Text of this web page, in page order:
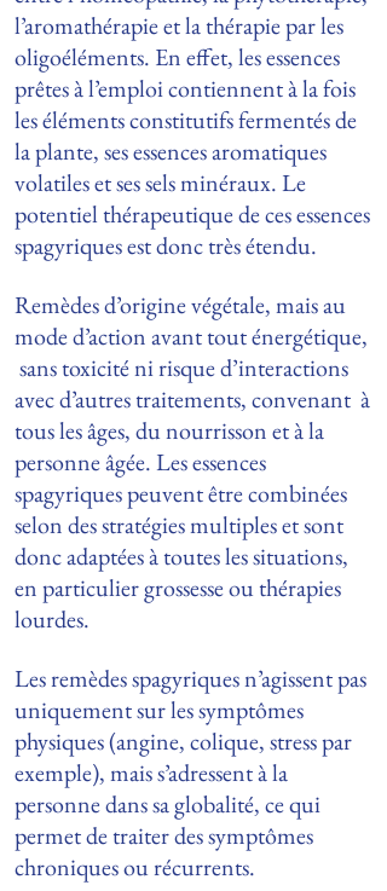
l’aromathérapie et la thérapie par les
oligoéléments. En effet, les essences
prêtes à l’emploi contiennent à la fois
les éléments constitutifs fermentés de
la plante, ses essences aromatiques
volatiles et ses sels minéraux. Le
potentiel thérapeutique de ces essences
spagyriques est donc très étendu.
Remèdes d’origine végétale, mais au
mode d’action avant tout énergétique,
sans toxicité ni risque d’interactions
avec d’autres traitements, convenant à
tous les âges, du nourrisson et à la
personne âgée. Les essences
spagyriques peuvent être combinées
selon des stratégies multiples et sont
donc adaptées à toutes les situations,
en particulier grossesse ou thérapies
lourdes.
Les remèdes spagyriques n’agissent pas
uniquement sur les symptômes
physiques (angine, colique, stress par
exemple), mais s’adressent à la
personne dans sa globalité, ce qui
permet de traiter des symptômes
chroniques ou récurrents.